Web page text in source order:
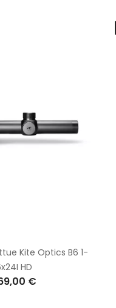
Kite Optics B6 1-
HD
€